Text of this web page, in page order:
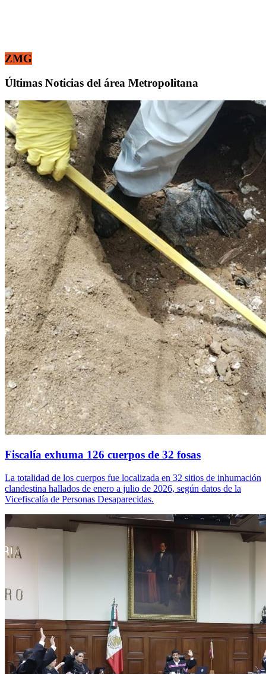
ZMG
Últimas Noticias del área Metropolitana
Fiscalía exhuma 126 cuerpos de 32 fosas
La totalidad de los cuerpos fue localizada en 32 sitios de inhumación
clandestina hallados de enero a julio de 2026, según datos de la
Vicefiscalía de Personas Desaparecidas.